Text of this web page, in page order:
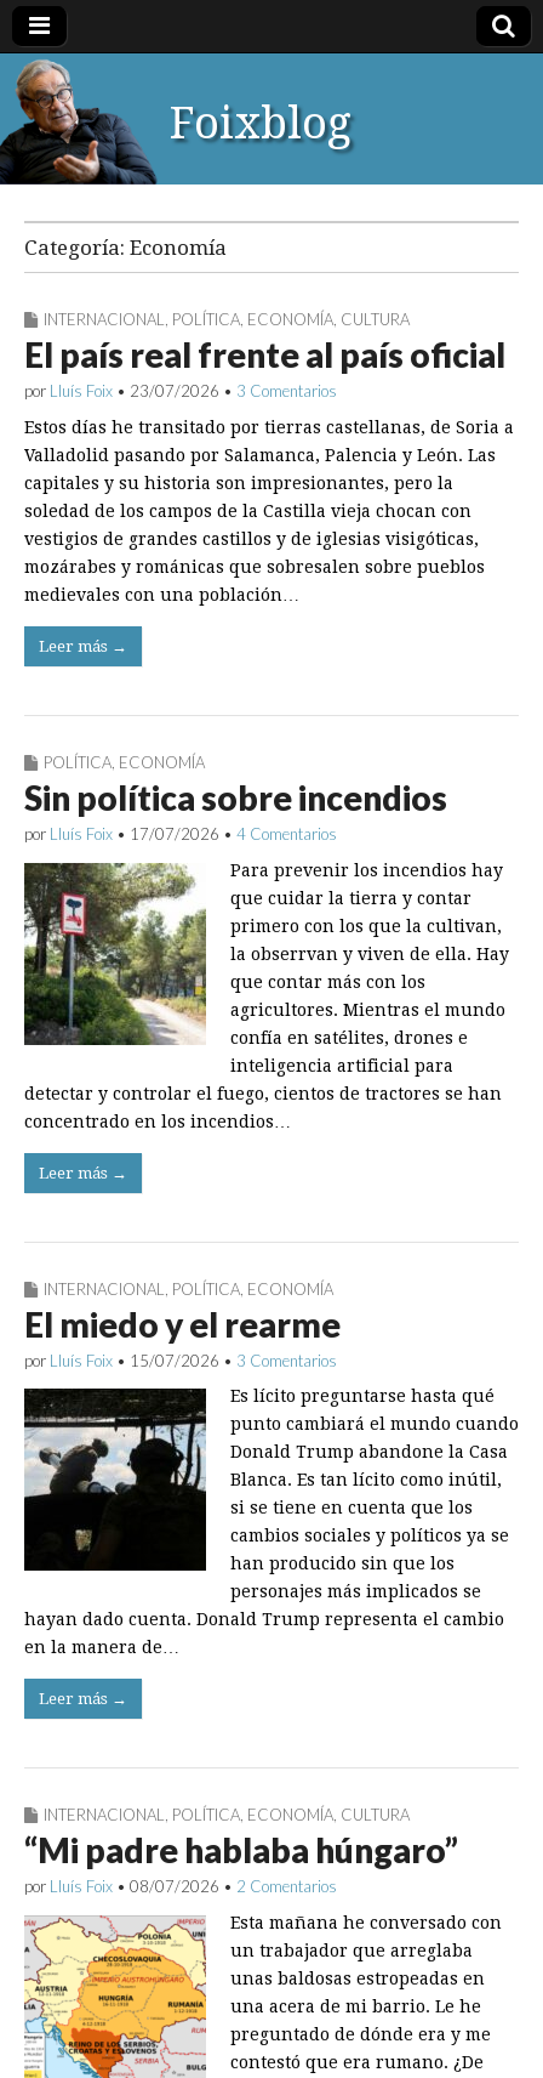
Foixblog
Categoría: Economía
INTERNACIONAL POLÍTICA ECONOMÍA CULTURA
El país real frente al país oficial
por Lluís Foix • 23/07/2026 • 3 Comentarios
Estos días he transitado por tierras castellanas, de Soria a
Valladolid pasando por Salamanca, Palencia y León. Las
capitales y su historia son impresionantes, pero la
soledad de los campos de la Castilla vieja chocan con
vestigios de grandes castillos y de iglesias visigóticas,
mozárabes y románicas que sobresalen sobre pueblos
medievales con una población…
Leer más →
POLÍTICA ECONOMÍA
Sin política sobre incendios
por Lluís Foix • 17/07/2026 • 4 Comentarios
Para prevenir los incendios hay
que cuidar la tierra y contar
primero con los que la cultivan,
la obserrvan y viven de ella. Hay
que contar más con los
agricultores. Mientras el mundo
confía en satélites, drones e
inteligencia artificial para
detectar y controlar el fuego, cientos de tractores se han
concentrado en los incendios…
Leer más →
INTERNACIONAL POLÍTICA ECONOMÍA
El miedo y el rearme
por Lluís Foix • 15/07/2026 • 3 Comentarios
Es lícito preguntarse hasta qué
punto cambiará el mundo cuando
Donald Trump abandone la Casa
Blanca. Es tan lícito como inútil,
si se tiene en cuenta que los
cambios sociales y políticos ya se
han producido sin que los
personajes más implicados se
hayan dado cuenta. Donald Trump representa el cambio
en la manera de…
Leer más →
INTERNACIONAL, POLÍTICA, ECONOMÍA, CULTURA
“Mi padre hablaba húngaro”
por Lluís Foix • 08/07/2026 • 2 Comentarios
Esta mañana he conversado con
un trabajador que arreglaba
unas baldosas estropeadas en
una acera de mi barrio. Le he
preguntado de dónde era y me
contestó que era rumano. ¿De